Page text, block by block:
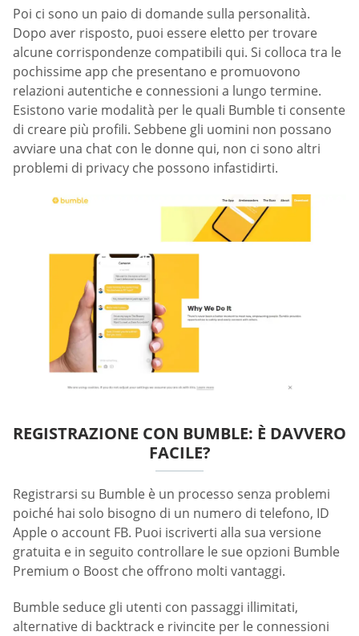
Poi ci sono un paio di domande sulla personalità.
Dopo aver risposto, puoi essere eletto per trovare
alcune corrispondenze compatibili qui. Si colloca tra le
pochissime app che presentano e promuovono
relazioni autentiche e connessioni a lungo termine.
Esistono varie modalità per le quali Bumble ti consente
di creare più profili. Sebbene gli uomini non possano
avviare una chat con le donne qui, non ci sono altri
problemi di privacy che possono infastidirti.
REGISTRAZIONE CON BUMBLE: È DAVVERO
FACILE?
Registrarsi su Bumble è un processo senza problemi
poiché hai solo bisogno di un numero di telefono, ID
Apple o account FB. Puoi iscriverti alla sua versione
gratuita e in seguito controllare le sue opzioni Bumble
Premium o Boost che offrono molti vantaggi.
Bumble seduce gli utenti con passaggi illimitati,
alternative di backtrack e rivincite per le connessioni